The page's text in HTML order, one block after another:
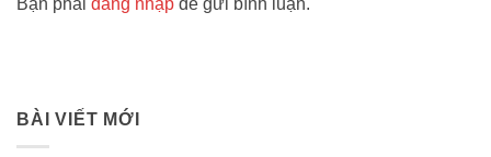
Bạn phải đăng nhập để gửi bình luận.
BÀI VIẾT MỚI